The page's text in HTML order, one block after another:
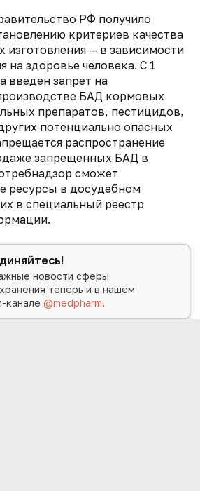
РФ получило
критериев качества
изготовления — в зависимости
на здоровье человека. С 1
введен запрет на
БАД кормовых
препаратов, пестицидов,
потенциально опасных
распространение
запрещенных БАД в
сможет
ресурсы в досудебном
в специальный реестр
новости сферы
теперь и в нашем
канале@medpharm.